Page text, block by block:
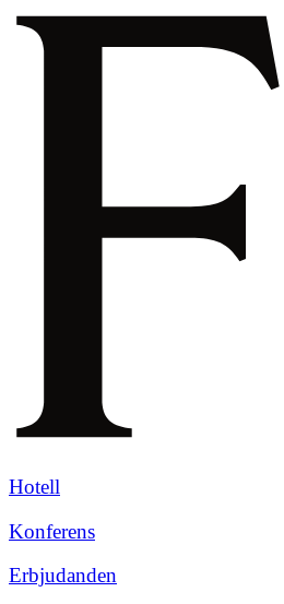
Hotell
Konferens
Erbjudanden